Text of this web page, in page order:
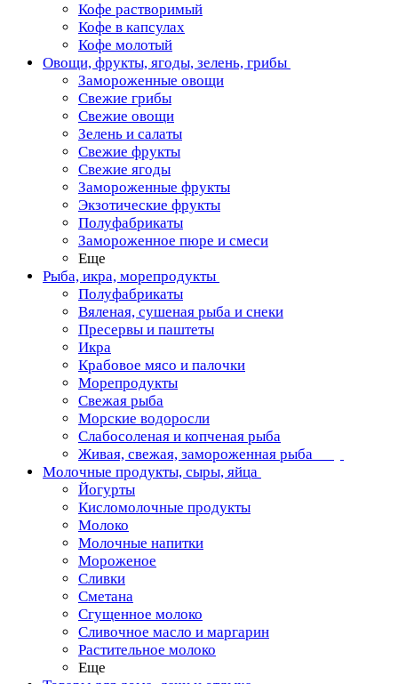
Кофе растворимый
Кофе в капсулах
Кофе молотый
Овощи, фрукты, ягоды, зелень, грибы
Замороженные овощи
Свежие грибы
Свежие овощи
Зелень и салаты
Свежие фрукты
Свежие ягоды
Замороженные фрукты
Экзотические фрукты
Полуфабрикаты
Замороженное пюре и смеси
Еще
Рыба, икра, морепродукты
Полуфабрикаты
Вяленая, сушеная рыба и снеки
Пресервы и паштеты
Икра
Крабовое мясо и палочки
Морепродукты
Свежая рыба
Морские водоросли
Слабосоленая и копченая рыба
Живая, свежая, замороженная рыба
Молочные продукты, сыры, яйца
Йогурты
Кисломолочные продукты
Молоко
Молочные напитки
Мороженое
Сливки
Сметана
Сгущенное молоко
Сливочное масло и маргарин
Растительное молоко
Еще